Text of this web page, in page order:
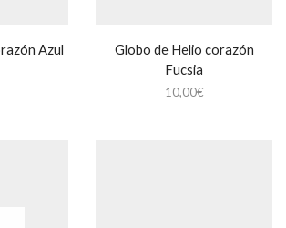
Azul
Globo de Helio corazón
Fucsia
10,00€